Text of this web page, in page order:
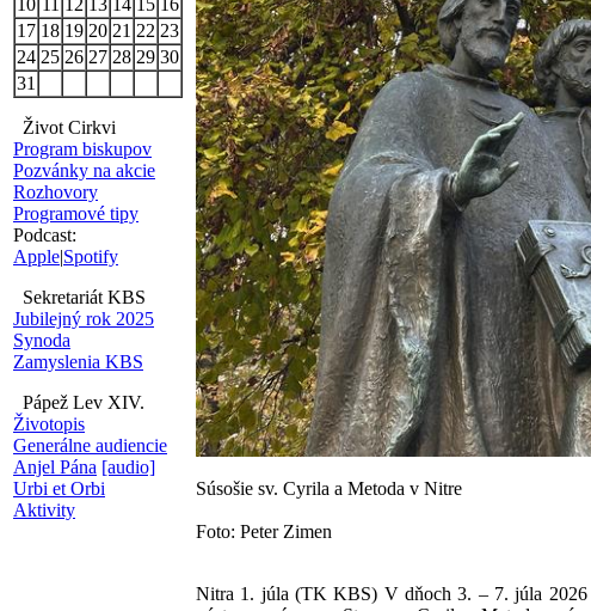
10 11 12 13 14 15 16
17 18 19 20 21 22 23
24 25 26 27 28 29 30
31
Život Cirkvi
Program biskupov
Pozvánky na akcie
Rozhovory
Programové tipy
Podcast:
Apple|Spotify
Sekretariát KBS
Jubilejný rok 2025
Synoda
Zamyslenia KBS
Pápež Lev XIV.
Životopis
Generálne audiencie
Anjel Pána [audio]
Urbi et Orbi
Aktivity
Súsošie sv. Cyrila a Metoda v Nitre
Foto: Peter Zimen
Nitra 1. júla (TK KBS) V dňoch 3. – 7. júla 2026